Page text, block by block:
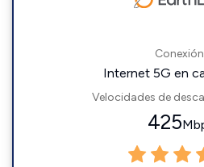
Internet 5G en
Velocidades de
425